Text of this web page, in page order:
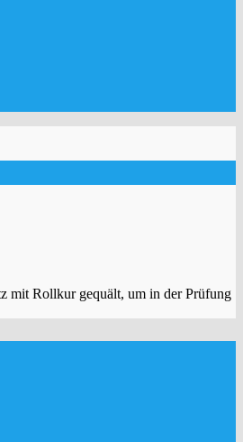
mit Rollkur gequält, um in der Prüfung